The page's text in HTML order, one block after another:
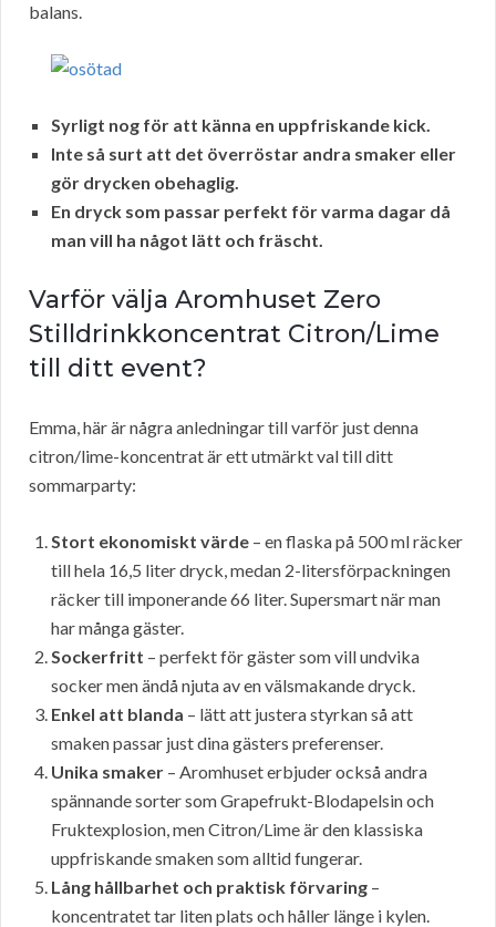
balans.
Syrligt nog för att känna en uppfriskande kick.
Inte så surt att det överröstar andra smaker eller
gör drycken obehaglig.
En dryck som passar perfekt för varma dagar då
man vill ha något lätt och fräscht.
Varför välja Aromhuset Zero
Stilldrinkkoncentrat Citron/Lime
till ditt event?
Emma, här är några anledningar till varför just denna
citron/lime-koncentrat är ett utmärkt val till ditt
sommarparty:
Stort ekonomiskt värde – en flaska på 500 ml räcker
till hela 16,5 liter dryck, medan 2-litersförpackningen
räcker till imponerande 66 liter. Supersmart när man
har många gäster.
Sockerfritt – perfekt för gäster som vill undvika
socker men ändå njuta av en välsmakande dryck.
Enkel att blanda – lätt att justera styrkan så att
smaken passar just dina gästers preferenser.
Unika smaker – Aromhuset erbjuder också andra
spännande sorter som Grapefrukt-Blodapelsin och
Fruktexplosion, men Citron/Lime är den klassiska
uppfriskande smaken som alltid fungerar.
Lång hållbarhet och praktisk förvaring –
koncentratet tar liten plats och håller länge i kylen.